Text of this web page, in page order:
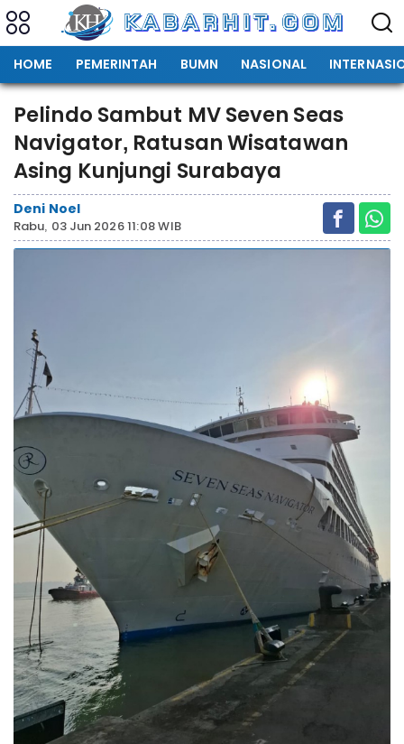
HOME PEMERINTAH BUMN NASIONAL
Pelindo Sambut MV Seven Seas
Navigator, Ratusan Wisatawan
Asing Kunjungi Surabaya
Deni Noel
Rabu, 03 Jun 2026 11:08 WIB